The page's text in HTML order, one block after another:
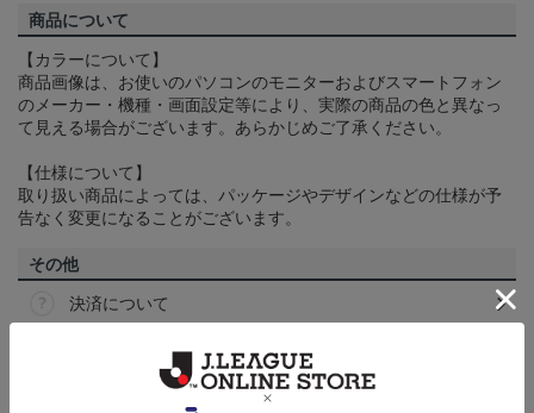
商品について
【カラーについて】
商品画像は、お使いのパソコンのモニターおよびスマートフォン
のメーカー・機種・画面設定等により、実際の商品の色と異なっ
て見える場合がございます。あらかじめご了承ください。
【仕様について】
取り扱い商品によっては、パッケージやデザインなどの仕様が予
告なく変更になることがございます。
その他
決済について
ヘルプページ